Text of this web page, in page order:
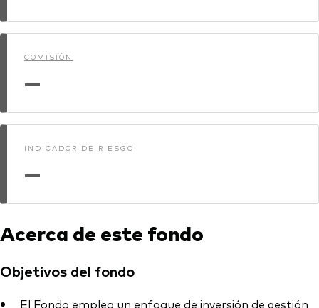
Fondos indexados
Multiactivos
LifeStrategy
Invierte con nosotros
Documentación legal
mercados de Vanguard
Generación V
Prevención de fraude
COMISIÓN
—
INDICADOR DE RIESGO
—
Acerca de este fondo
Objetivos del fondo
El Fondo emplea un enfoque de inversión de gestión